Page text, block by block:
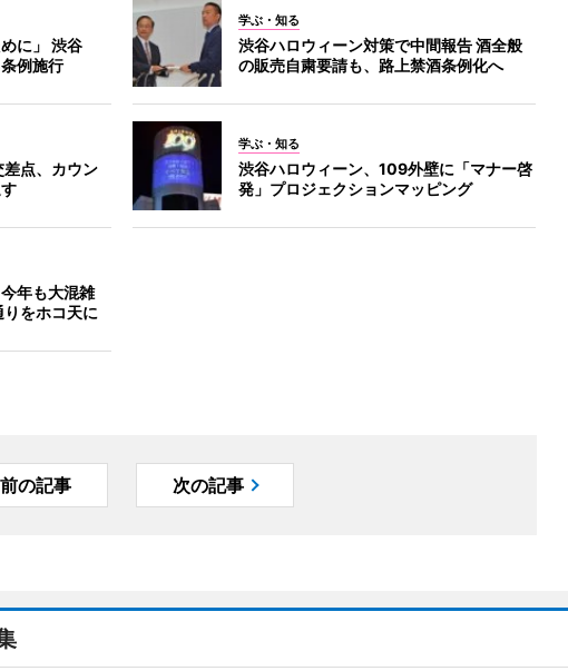
に」 渋谷
例施行
学ぶ・知る
渋谷ハロウィーン対策で中間報告 酒全般
の販売自粛要請も、路上禁酒条例化へ
点、カウン
学ぶ・知る
渋谷ハロウィーン、109外壁に「マナー啓
発」プロジェクションマッピング
年も大混雑
をホコ天に
前の記事 次の記事